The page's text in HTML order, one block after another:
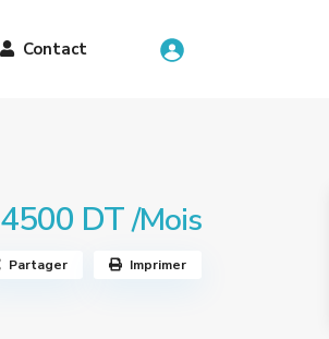
Contact
4500 DT/Mois
Partager Imprimer